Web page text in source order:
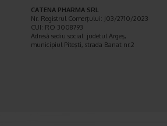
CATENA PHARMA SRL
Nr. Registrul Comerţului: J03/2710/2023
CUI: RO 3008793
Adresă sediu social: judetul Argeş,
municipiul Piteşti, strada Banat nr.2